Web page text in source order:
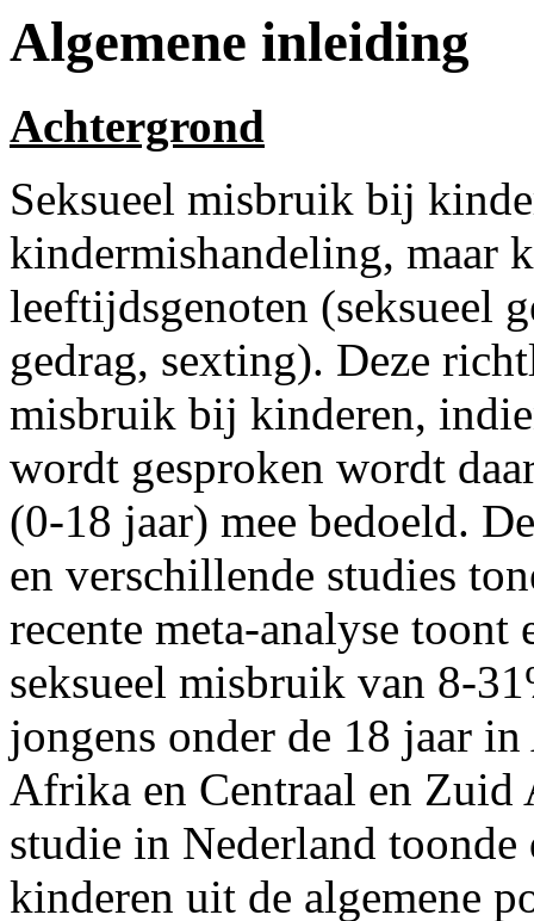
Algemene inleiding
Achtergrond
Seksueel misbruik bij
kindermishandeling, maar
leeftijdsgenoten (seksueel
gedrag, sexting). Deze
misbruik bij kinderen,
wordt gesproken wordt
(0-18 jaar) mee bedoeld.
en verschillende studies
recente meta-analyse
seksueel misbruik van 8-
jongens onder de 18 jaar
Afrika en Centraal en
studie in Nederland
kinderen uit de algemene